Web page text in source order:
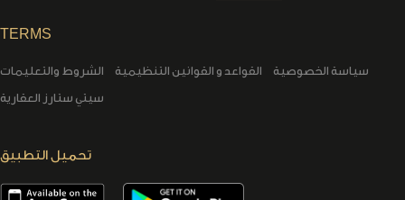
TERMS
الشروط والتعليمات القواعد و القوانين التنظيمية
سياسة الخصوصية
سيتي ستارز العقارية
تحميل التطبيق